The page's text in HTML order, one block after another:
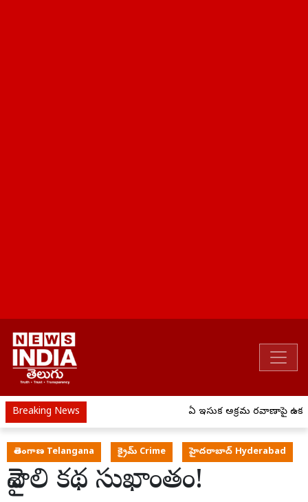
Breaking News ఏపీ ఇసుక అక్రమ రవాణాపై
తెలంగాణ Telangana క్రైమ్ Crime హైదరాబాద్ Hyderabad
వైశాలి కథ సుఖాంతం!